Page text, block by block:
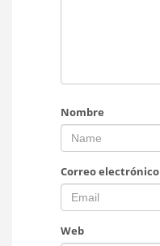
Nombre
Correo electrónico
Web